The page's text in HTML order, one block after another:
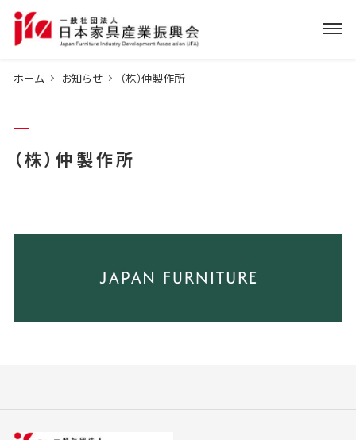
ホーム お知らせ （株）仲製作所
（株）仲製作所